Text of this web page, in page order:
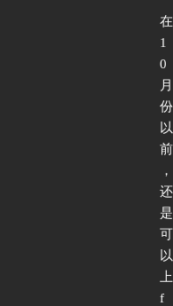
在
1
0
月
份
以
前
，
还
是
可
以
上
f